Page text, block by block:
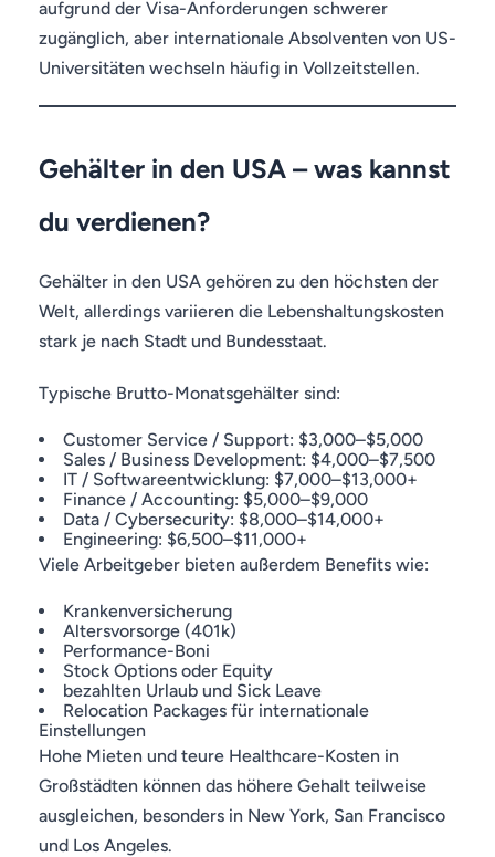
aufgrund der Visa-Anforderungen schwerer
zugänglich, aber internationale Absolventen von US-
Universitäten wechseln häufig in Vollzeitstellen.
Gehälter in den USA – was kannst
du verdienen?
Gehälter in den USA gehören zu den höchsten der
Welt, allerdings variieren die Lebenshaltungskosten
stark je nach Stadt und Bundesstaat.
Typische Brutto-Monatsgehälter sind:
Customer Service / Support: $3,000–$5,000
Sales / Business Development: $4,000–$7,500
IT / Softwareentwicklung: $7,000–$13,000+
Finance / Accounting: $5,000–$9,000
Data / Cybersecurity: $8,000–$14,000+
Engineering: $6,500–$11,000+
Viele Arbeitgeber bieten außerdem Benefits wie:
Krankenversicherung
Altersvorsorge (401k)
Performance-Boni
Stock Options oder Equity
bezahlten Urlaub und Sick Leave
Relocation Packages für internationale
Einstellungen
Hohe Mieten und teure Healthcare-Kosten in
Großstädten können das höhere Gehalt teilweise
ausgleichen, besonders in New York, San Francisco
und Los Angeles.